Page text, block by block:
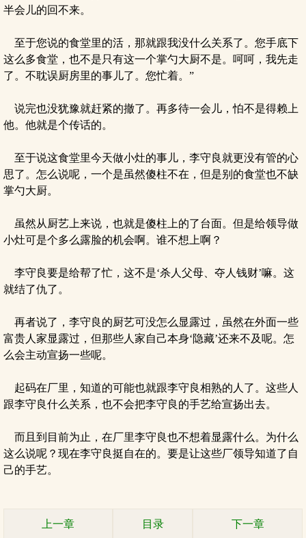
半会儿的回不来。
至于您说的食堂里的活，那就跟我没什么关系了。您手底下
这么多食堂，也不是只有这一个掌勺大厨不是。呵呵，我先走
了。不耽误厨房里的事儿了。您忙着。”
说完也没犹豫就赶紧的撤了。再多待一会儿，怕不是得赖上
他。他就是个传话的。
至于说这食堂里今天做小灶的事儿，李守良就更没有管的心
思了。怎么说呢，一个是虽然傻柱不在，但是别的食堂也不缺
掌勺大厨。
虽然从厨艺上来说，也就是傻柱上的了台面。但是给领导做
小灶可是个多么露脸的机会啊。谁不想上啊？
李守良要是给帮了忙，这不是‘杀人父母、夺人钱财’嘛。这
就结了仇了。
再者说了，李守良的厨艺可没怎么显露过，虽然在外面一些
富贵人家显露过，但那些人家自己本身‘隐藏’还来不及呢。怎
么会主动宣扬一些呢。
起码在厂里，知道的可能也就跟李守良相熟的人了。这些人
跟李守良什么关系，也不会把李守良的手艺给宣扬出去。
而且到目前为止，在厂里李守良也不想着显露什么。为什么
这么说呢？现在李守良挺自在的。要是让这些厂领导知道了自
己的手艺。
上一章 目录 下一章